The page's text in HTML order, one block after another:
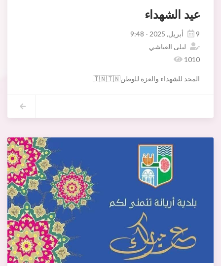
عيد الشهداء
9 أبريل, 2025 - 9:48
ليلى العياشي
1010
المجد للشهداء والعزة للوطن🇹🇳🇹🇳